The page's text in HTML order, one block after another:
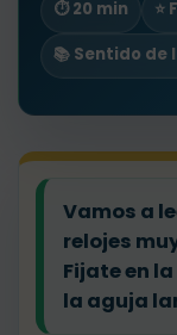
⏱ 20 min
⭐
📚 Sentido de
Vamos a
relojes
Fijate en
la aguja